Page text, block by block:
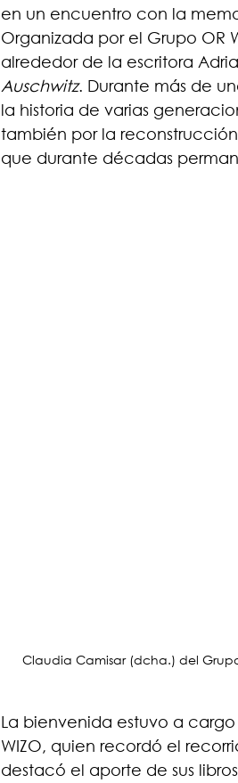
en un encuentro con la
Organizada por el Grupo OR
alrededor de la escritora
Auschwitz. Durante más de
la historia de varias
también por la
que durante décadas
Claudia Camisar (dcha.) del
La bienvenida estuvo a
WIZO, quien recordó el
destacó el aporte de sus